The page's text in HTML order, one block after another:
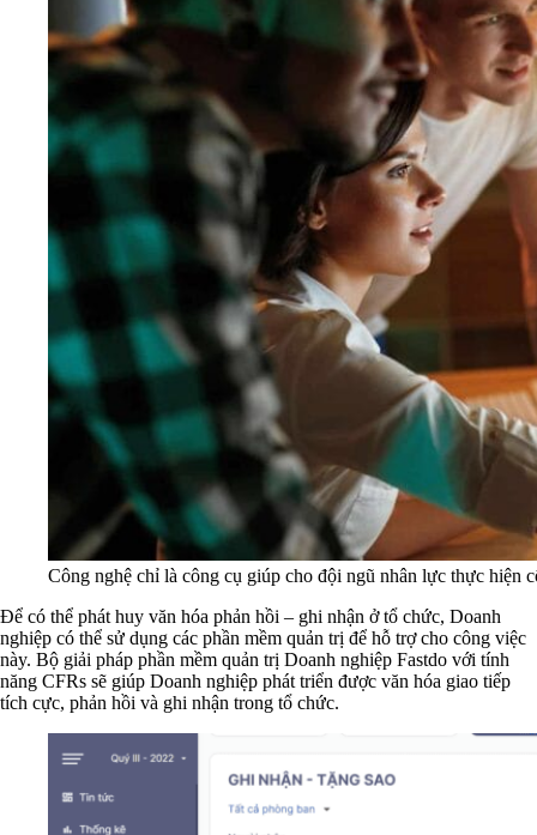
Công nghệ chỉ là công cụ giúp cho đội ngũ nhân lực thực hiện
Để có thể phát huy văn hóa phản hồi – ghi nhận ở tổ chức, Doanh
nghiệp có thể sử dụng các phần mềm quản trị để hỗ trợ cho công việc
này. Bộ giải pháp phần mềm quản trị Doanh nghiệp Fastdo với tính
năng CFRs sẽ giúp Doanh nghiệp phát triển được văn hóa giao tiếp
tích cực, phản hồi và ghi nhận trong tổ chức.